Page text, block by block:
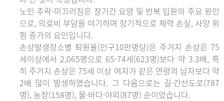
노인 추락⋅미끄러짐은 장기간 요양 및 반복 입원의 주요 원인
으로, 의료비 부담을 야기하며 장기적으로 체력 손실, 사망 위
험 증가의 요인입니다.
손상발생장소별 퇴원율(인구10만명당)은 주거지 손상은 75
세이상에서 2,065명으로 65-74세(623명)보다 약 3.3배, 특
히 주거지 손상은 75세 이상 여자가 같은 연령의 남자보다 약
2배 많이 발생하였습니다. 그 다음으로는 길·간선도로(787
명), 농장(158명), 물·바다·야외(87명) 순이었습니다.